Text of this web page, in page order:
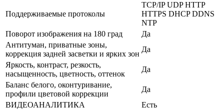
Поддерживаемые протоколы
TCP/IP UDP HTTP
HTTPS DHCP DDNS
NTP
Поворот изображения на 180 град
Да
Антитуман, приватные зоны,
коррекция задней засветки и ярких зон
Да
Яркость, контраст, резкость,
насыщенность, цветность, оттенок
Да
Баланс белого, оконтуривание,
профили цветовой коррекции
Да
ВИДЕОАНАЛИТИКА
Есть